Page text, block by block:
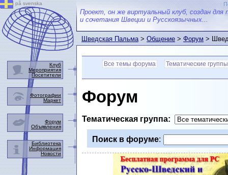
Проект, он же виртуальный клуб, создан для
и сочетания Швеции и Русскоязычных...
Шведская Пальма>Общение>Форум>
Все темы форума Тематические группы
Форум
Тематическая группа:
Поиск в форуме:
på svenska
Клуб
Мероприятия
Посетители
Фотографии
Маркет
Форум
Объявления
Библиотека
Информация
Новости